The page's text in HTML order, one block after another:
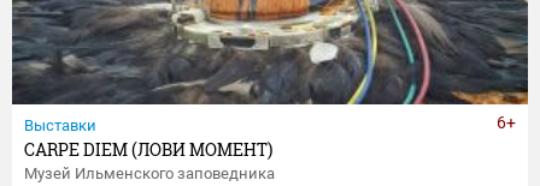
Выставки
CARPE DIEM (ЛОВИ МОМЕНТ)
Музей Ильменского заповедника
6+